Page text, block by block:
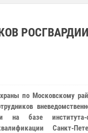
по Московскому
на базе института-
Санкт-